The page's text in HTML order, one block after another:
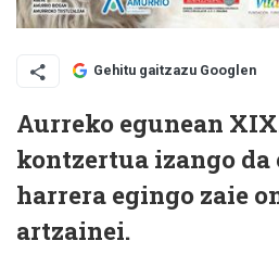
Gehitu gaitzazu Googlen
Aurreko egunean
kontzertua izango da
harrera egingo zaie
artzainei.